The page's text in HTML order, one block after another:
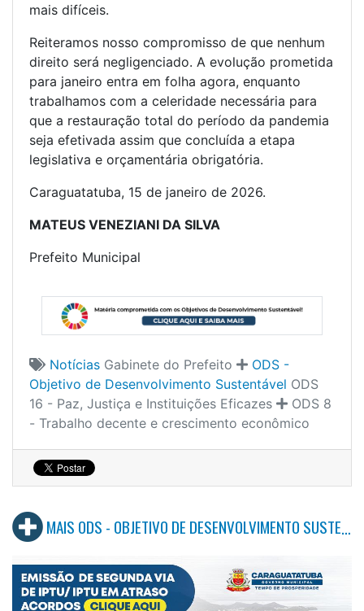
mais difíceis.
Reiteramos nosso compromisso de que nenhum
direito será negligenciado. A evolução prometida
para janeiro entra em folha agora, enquanto
trabalhamos com a celeridade necessária para
que a restauração total do período da pandemia
seja efetivada assim que concluída a etapa
legislativa e orçamentária obrigatória.
Caraguatatuba, 15 de janeiro de 2026.
MATEUS VENEZIANI DA SILVA
Prefeito Municipal
Notícias Gabinete do Prefeito
ODS -
Objetivo de Desenvolvimento Sustentável ODS
16 - Paz, Justiça e Instituições Eficazes
ODS 8
- Trabalho decente e crescimento econômico
MAIS ODS - OBJETIVO DE DESENVOLVIMENTO SUSTENTÁVEL